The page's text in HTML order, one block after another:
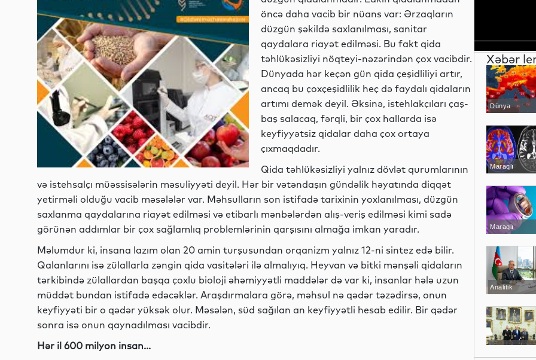
öncə daha vacib bir nüans var: Ərzaqların
düzgün şəkildə saxlanılması, sanitar
qaydalara riayət edilməsi. Bu fakt qida
təhlükəsizliyi nöqteyi-nəzərindən çox vacibdir.
Dünyada hər keçən gün qida çeşidliliyi artır,
ancaq bu çoxçeşidlilik heç də faydalı qidaların
artımı demək deyil. Əksinə, istehlakçıları çaş-
baş salacaq, fərqli, bir çox hallarda isə
keyfiyyətsiz qidalar daha çox ortaya
çıxmaqdadır.
Qida təhlükəsizliyi yalnız dövlət qurumlarının
və istehsalçı müəssisələrin məsuliyyəti deyil. Hər bir vətəndaşın gündəlik həyatında diqqət
yetirməli olduğu vacib məsələlər var. Məhsulların son istifadə tarixinin yoxlanılması, düzgün
saxlanma qaydalarına riayət edilməsi və etibarlı mənbələrdən alış-veriş edilməsi kimi sadə
görünən addımlar bir çox sağlamlıq problemlərinin qarşısını almağa imkan yaradır.
Məlumdur ki, insana lazım olan 20 amin turşusundan orqanizm yalnız 12-ni sintez edə bilir.
Qalanlarını isə zülallarla zəngin qida vasitələri ilə almalıyıq. Heyvan və bitki mənşəli qidaların
tərkibində zülallardan başqa çoxlu bioloji əhəmiyyətli maddələr də var ki, insanlar hələ uzun
müddət bundan istifadə edəcəklər. Araşdırmalara görə, məhsul nə qədər təzədirsə, onun
keyfiyyəti bir o qədər yüksək olur. Məsələn, süd sağılan an keyfiyyətli hesab edilir. Bir qədər
sonra isə onun qaynadılması vacibdir.
Hər il 600 milyon insan...
Xəbər
Dünya
Maraqlı
Maraqlı
Analitik
Siyasət